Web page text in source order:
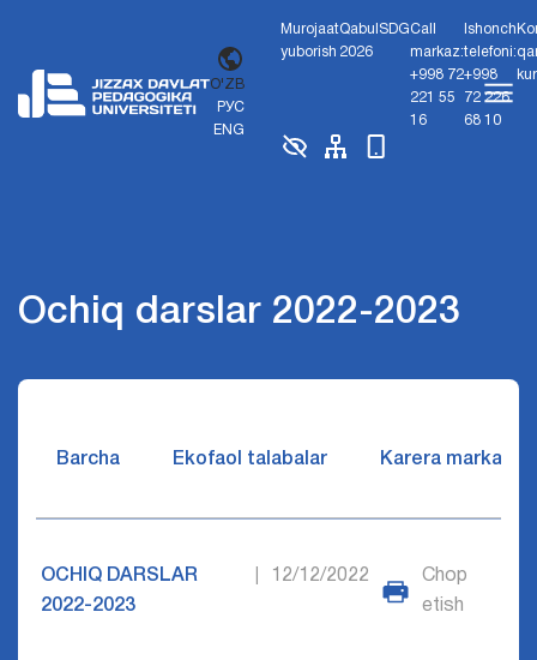
O'ZB
РУС
ENG
Murojaat
yuborish
Qabul
2026
SDGCall
markaz:
+998 72
221 55
16
Ishonch
telefoni:
+998
72 226
68 10
Ochiq darslar 2022-2023
Barcha Ekofaol talabalar Karera markazi
OCHIQ DARSLAR
2022-2023
12/12/2022
Chop
etish